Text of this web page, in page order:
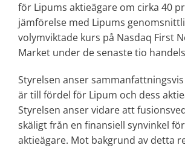
för Lipums aktieägare om cirka 40
jämförelse med Lipums
volymviktade kurs på Nasdaq First
Market under de senaste tio
Styrelsen anser
är till fördel för Lipum och dess
Styrelsen anser vidare att
skäligt från en finansiell synvinkel
aktieägare. Mot bakgrund av detta